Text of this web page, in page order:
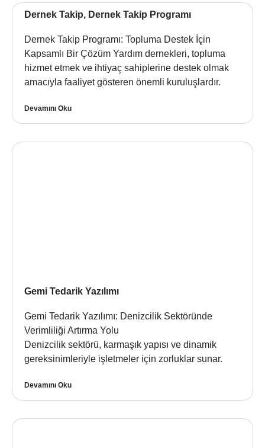
Dernek Takip, Dernek Takip Programı
Dernek Takip Programı: Topluma Destek İçin
Kapsamlı Bir Çözüm Yardım dernekleri, topluma
hizmet etmek ve ihtiyaç sahiplerine destek olmak
amacıyla faaliyet gösteren önemli kuruluşlardır.
Devamını Oku
Gemi Tedarik Yazılımı
Gemi Tedarik Yazılımı: Denizcilik Sektöründe
Verimliliği Artırma Yolu
Denizcilik sektörü, karmaşık yapısı ve dinamik
gereksinimleriyle işletmeler için zorluklar sunar.
Devamını Oku